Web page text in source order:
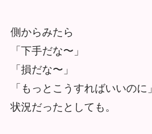
側からみたら
「下手だな〜」
「損だな〜」
「もっとこうすればいいのに
状況だったとしても。